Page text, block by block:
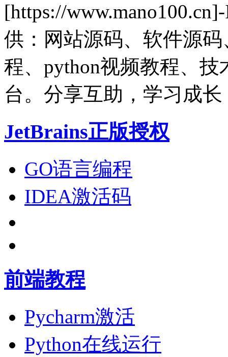
[https://
供：网站源码、软件源
程、python视频教程、
台。分享互助，学习成长
JetBrains正版授权
GO语言编程
IDEA激活码
前端教程
Pycharm激活
Python在线运行